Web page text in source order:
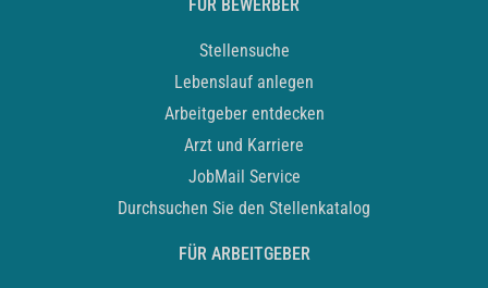
FÜR BEWERBER
Stellensuche
Lebenslauf anlegen
Arbeitgeber entdecken
Arzt und Karriere
JobMail Service
Durchsuchen Sie den Stellenkatalog
FÜR ARBEITGEBER